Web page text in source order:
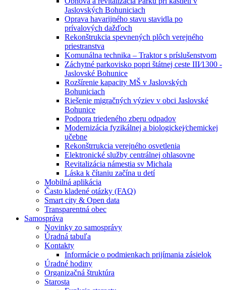
Jaslovských Bohuniciach
Oprava havarijného stavu stavidla po
prívalových dažďoch
Rekonštrukcia spevnených plôch verejného
priestranstva
Komunálna technika – Traktor s príslušenstvom
Záchytné parkovisko popri štátnej ceste III⁄1300 -
Jaslovské Bohunice
Rozšírenie kapacity MŠ v Jaslovských
Bohuniciach
Riešenie migračných výziev v obci Jaslovské
Bohunice
Podpora triedeného zberu odpadov
Modernizácia fyzikálnej a biologickej⁄chemickej
učebne
Rekonštrrukcia verejného osvetlenia
Elektronické služby centrálnej ohlasovne
Revitalizácia námestia sv Michala
Láska k čítaniu začína u detí
Mobilná aplikácia
Často kladené otázky (FAQ)
Smart city & Open data
Transparentná obec
Samospráva
Novinky zo samosprávy
Úradná tabuľa
Kontakty
Informácie o podmienkach prijímania zásielok
Úradné hodiny
Organizačná štruktúra
Starosta